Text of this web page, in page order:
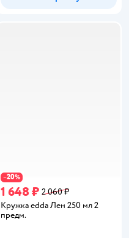
−20%
1 648 ₽ 2 060 ₽
Кружка edda Лен 250 мл 2
предм.